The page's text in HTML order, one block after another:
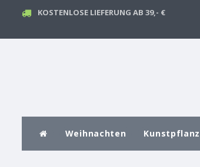
KOSTENLOSE LIEFERUNG AB 39,- €
Weihnachten